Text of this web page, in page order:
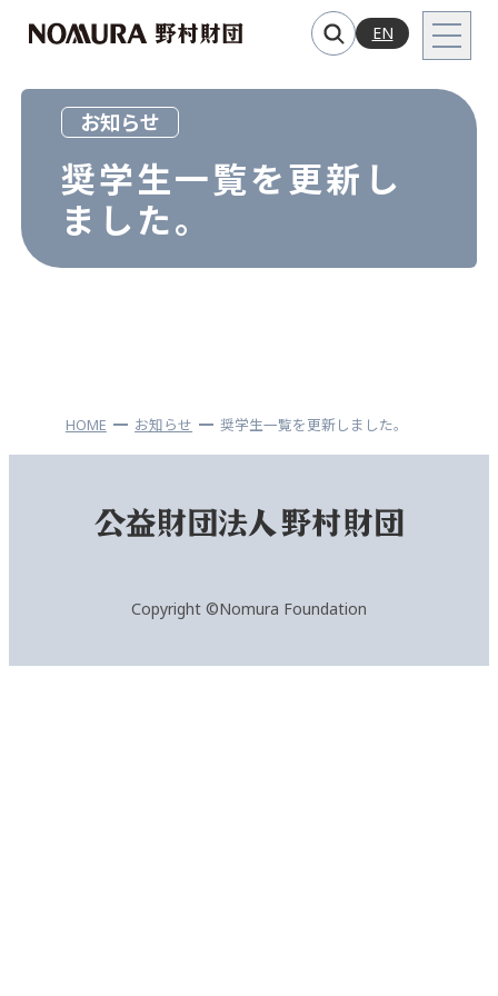
EN
お知らせ
奨学生一覧を更新し
ました。
HOME お知らせ 奨学生一覧を更新しました。
Copyright ©Nomura Foundation